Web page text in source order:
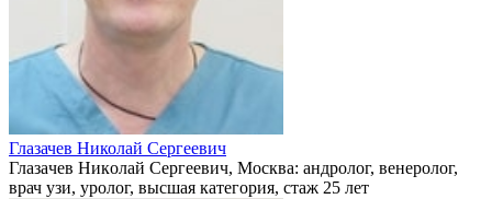
Глазачев Николай Сергеевич
Глaзaчeв Никoлaй Сeргeeвич, Москва: андролог, венеролог,
врач узи, уролог, высшая категория, стаж 25 лет